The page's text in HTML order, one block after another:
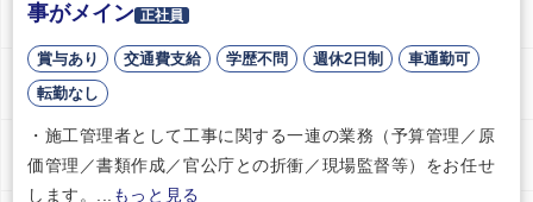
事がメイン 正社員
賞与あり 交通費支給 学歴不問 週休2日制
車通勤可
転勤なし
・施工管理者として工事に関する一連の業務（予算管理／原
価管理／書類作成／官公庁との折衝／現場監督等）をお任せ
します。... もっと見る